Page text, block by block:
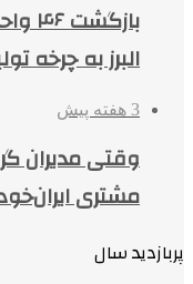
البرز به چرخه
3 هفته پیش
وقتی مدیران
مشتری
پربازدید سال